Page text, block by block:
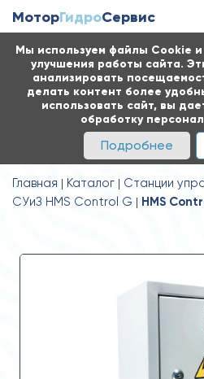
Мы используем файлы Cookie
улучшения работы сайта.
анализировать
делать контент более
использовать сайт, вы
обработку
Подробнее
МоторГидроСервис
Главная Каталог
Станции
СУиЗ HMS Control G
HMS